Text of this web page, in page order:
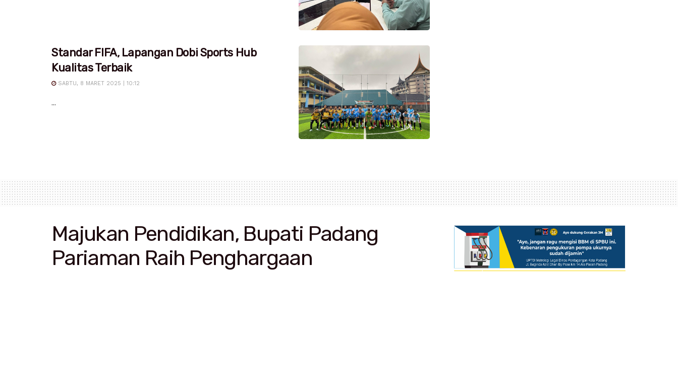
Standar FIFA, Lapangan Dobi Sports Hub
Kualitas Terbaik
SABTU, 8 MARET 2025 | 10:12
...
Majukan Pendidikan, Bupati Padang
Pariaman Raih Penghargaan